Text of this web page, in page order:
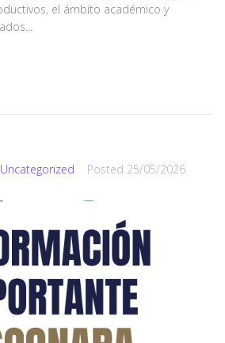
el ámbito académico y
Uncategorized Posted 25/05/2026